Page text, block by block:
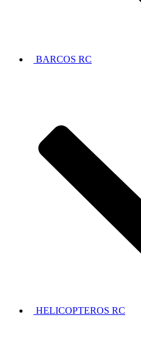
BARCOS RC
HELICOPTEROS RC